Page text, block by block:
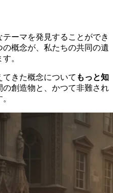
ーマを発見することができ
概念が、私たちの共同の遺
。
きた概念について もっと知
創造物と、かつて非難され